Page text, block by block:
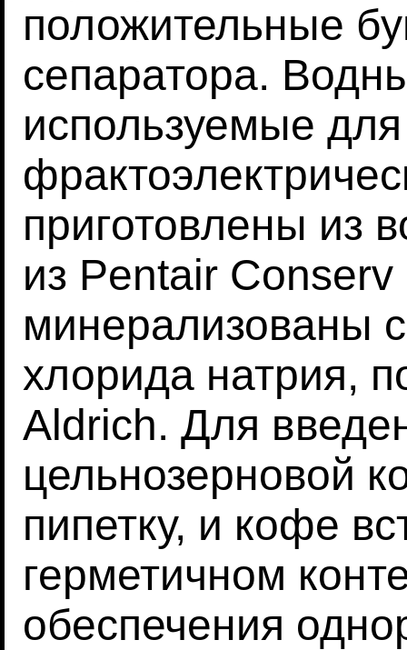
положительные
сепаратора.
используемые
приготовлены из
из Pentair Conserv
минерализованы
хлорида натрия,
Aldrich. Для
цельнозерновой
пипетку, и кофе
герметичном
обеспечения